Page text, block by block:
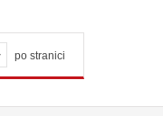
po stranici